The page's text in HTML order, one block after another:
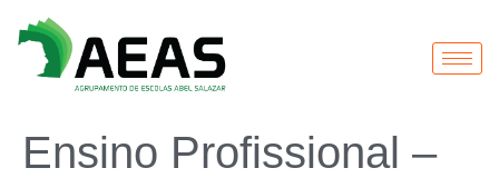
Ensino Profissional –